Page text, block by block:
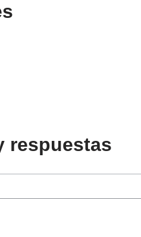
respuestas